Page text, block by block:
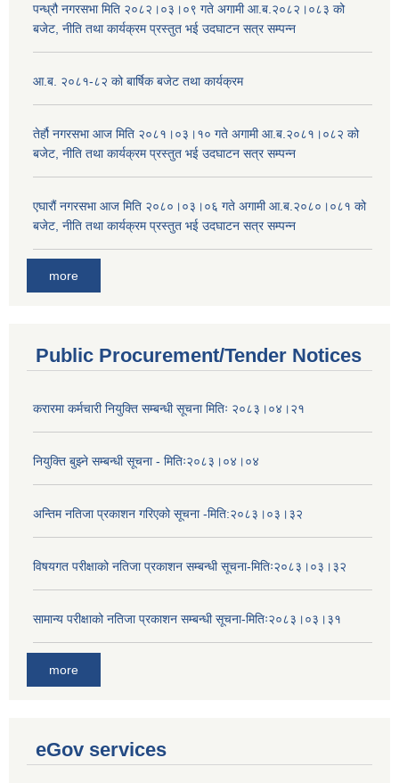
पन्ध्रौ नगरसभा मिति २०८२।०३।०९ गते अगामी आ.ब.२०८२।०८३ को
बजेट, नीति तथा कार्यक्रम प्रस्तुत भई उदघाटन सत्र सम्पन्न
आ.ब. २०८१-८२ को बार्षिक बजेट तथा कार्यक्रम
तेर्हौ नगरसभा आज मिति २०८१।०३।१० गते अगामी आ.ब.२०८१।०८२ को
बजेट, नीति तथा कार्यक्रम प्रस्तुत भई उदघाटन सत्र सम्पन्न
एघारौं नगरसभा आज मिति २०८०।०३।०६ गते अगामी आ.ब.२०८०।०८१ को
बजेट, नीति तथा कार्यक्रम प्रस्तुत भई उदघाटन सत्र सम्पन्न
more
Public Procurement/Tender Notices
करारमा कर्मचारी नियुक्ति सम्बन्धी सूचना मितिः २०८३।०४।२१
नियुक्ति बुझ्ने सम्बन्धी सूचना - मितिः२०८३।०४।०४
अन्तिम नतिजा प्रकाशन गरिएको सूचना -मिति:२०८३।०३।३२
विषयगत परीक्षाको नतिजा प्रकाशन सम्बन्धी सूचना-मितिः२०८३।०३।३२
सामान्य परीक्षाको नतिजा प्रकाशन सम्बन्धी सूचना-मितिः२०८३।०३।३१
more
eGov services